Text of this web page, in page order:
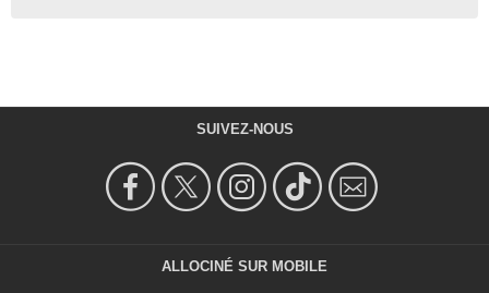
SUIVEZ-NOUS
ALLOCINÉ SUR MOBILE